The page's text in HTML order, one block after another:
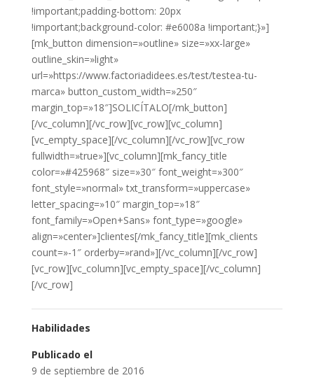
!important;padding-bottom: 20px
!important;background-color: #e6008a !important;}»]
[mk_button dimension=»outline» size=»xx-large»
outline_skin=»light»
url=»https://www.factoriadidees.es/test/testea-tu-
marca» button_custom_width=»250″
margin_top=»18″]SOLICÍTALO[/mk_button]
[/vc_column][/vc_row][vc_row][vc_column]
[vc_empty_space][/vc_column][/vc_row][vc_row
fullwidth=»true»][vc_column][mk_fancy_title
color=»#425968″ size=»30″ font_weight=»300″
font_style=»normal» txt_transform=»uppercase»
letter_spacing=»10″ margin_top=»18″
font_family=»Open+Sans» font_type=»google»
align=»center»]clientes[/mk_fancy_title][mk_clients
count=»-1″ orderby=»rand»][/vc_column][/vc_row]
[vc_row][vc_column][vc_empty_space][/vc_column]
[/vc_row]
Habilidades
Publicado el
9 de septiembre de 2016